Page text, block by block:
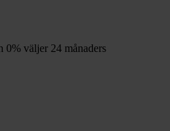
0% väljer 24 månaders